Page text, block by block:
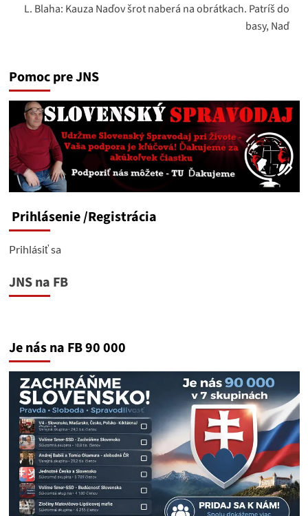
L. Blaha: Kauza Naďov šrot naberá na obrátkach. Patríš do
basy, Naď
Pomoc pre JNS
Prihlásenie/Registrácia
Prihlásiť sa
JNS na FB
Je nás na FB 90 000